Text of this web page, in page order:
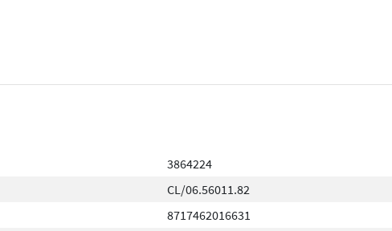
3864224
CL/06.56011.82
8717462016631